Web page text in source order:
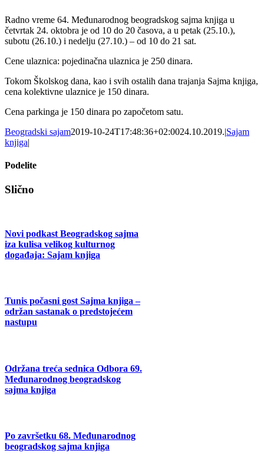
Radno vreme 64. Međunarodnog beogradskog sajma knjiga u
četvrtak 24. oktobra je od 10 do 20 časova, a u petak (25.10.),
subotu (26.10.) i nedelju (27.10.) – od 10 do 21 sat.
Cene ulaznica: pojedinačna ulaznica je 250 dinara.
Tokom Školskog dana, kao i svih ostalih dana trajanja Sajma knjiga,
cena kolektivne ulaznice je 150 dinara.
Cena parkinga je 150 dinara po započetom satu.
Beogradski sajam2019-10-24T17:48:36+02:0024.10.2019.|Sajam
knjiga|
Podelite
Facebook
X
Tumblr
Pinterest
Email
Slično
Novi podkast Beogradskog sajma
iza kulisa velikog kulturnog
događaja: Sajam knjiga
Tunis počasni gost Sajma knjiga –
održan sastanak o predstojećem
nastupu
Održana treća sednica Odbora 69.
Međunarodnog beogradskog
sajma knjiga
Po završetku 68. Međunarodnog
beogradskog sajma knjiga